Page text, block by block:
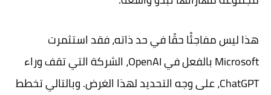
هذا ليس مفاجئًا حقًا في حد ذاته، فقد استثمرت
Microsoft بالفعل في OpenAI، الشركة التي تقف وراء
ChatGPT، على وجه التحديد لهذا الغرض. وبالتالي تخطط